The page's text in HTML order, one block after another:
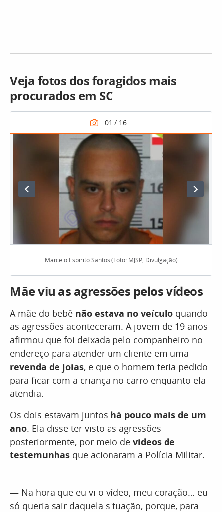
Veja fotos dos foragidos mais
procurados em SC
Marcelo Espirito Santos (Foto: MJSP, Divulgação)
Mãe viu as agressões pelos vídeos
A mãe do bebê não estava no veículo quando
as agressões aconteceram. A jovem de 19 anos
afirmou que foi deixada pelo companheiro no
endereço para atender um cliente em uma
revenda de joias, e que o homem teria pedido
para ficar com a criança no carro enquanto ela
atendia.
Os dois estavam juntos há pouco mais de um
ano. Ela disse ter visto as agressões
posteriormente, por meio de vídeos de
testemunhas que acionaram a Polícia Militar.
— Na hora que eu vi o vídeo, meu coração… eu
só queria sair daquela situação, porque, para